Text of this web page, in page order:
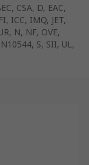
CSA, D, EAC,
ICC, IMQ, JET,
N, NF, OVE,
N10544, S, SII, UL,